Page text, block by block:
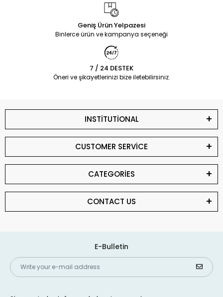
Geniş Ürün Yelpazesi
Binlerce ürün ve kampanya seçeneği
7 / 24 DESTEK
Öneri ve şikayetlerinizi bize iletebilirsiniz.
INSTİTUTİONAL
CUSTOMER SERVİCE
CATEGORİES
CONTACT US
E-Bulletin